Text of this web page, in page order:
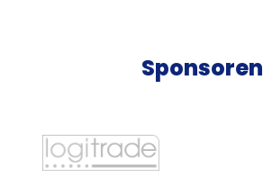
Sponsoren